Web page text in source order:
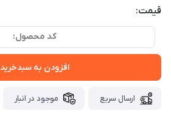
قیمت:
کد محصول:
افزودن به سبدخرید
ارسال سریع موجود در انبار